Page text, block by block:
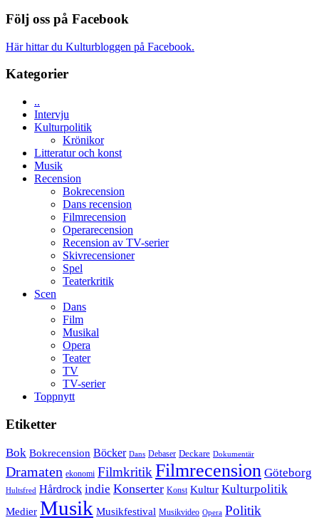
Följ oss på Facebook
Här hittar du Kulturbloggen på Facebook.
Kategorier
..
Intervju
Kulturpolitik
Krönikor
Litteratur och konst
Musik
Recension
Bokrecension
Dans recension
Filmrecension
Operarecension
Recension av TV-serier
Skivrecensioner
Spel
Teaterkritik
Scen
Dans
Film
Musikal
Opera
Teater
TV
TV-serier
Toppnytt
Etiketter
Bok Bokrecension Böcker Dans Debaser Deckare Dokumentär
Dramaten ekonomi Filmkritik Filmrecension Göteborg
Hultsfred Hårdrock indie Konserter Konst Kultur Kulturpolitik
Medier Musik Musikfestival Musikvideo Opera Politik